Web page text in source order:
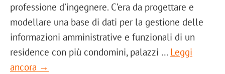
professione d’ingegnere. C’era da progettare e
modellare una base di dati per la gestione delle
informazioni amministrative e funzionali di un
residence con più condomini, palazzi … Leggi
ancora →